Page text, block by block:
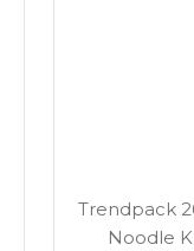
Trendpack
Noodle